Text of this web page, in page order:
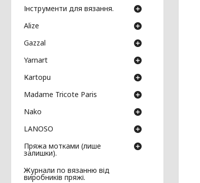
Інструменти для вязання.
Аlize
Gazzal
Yarnart
Кartopu
Madame Tricote Paris
Nako
LANOSO
Пряжа мотками (лише
залишки).
Журнали по вязанню від
виробників пряжі.